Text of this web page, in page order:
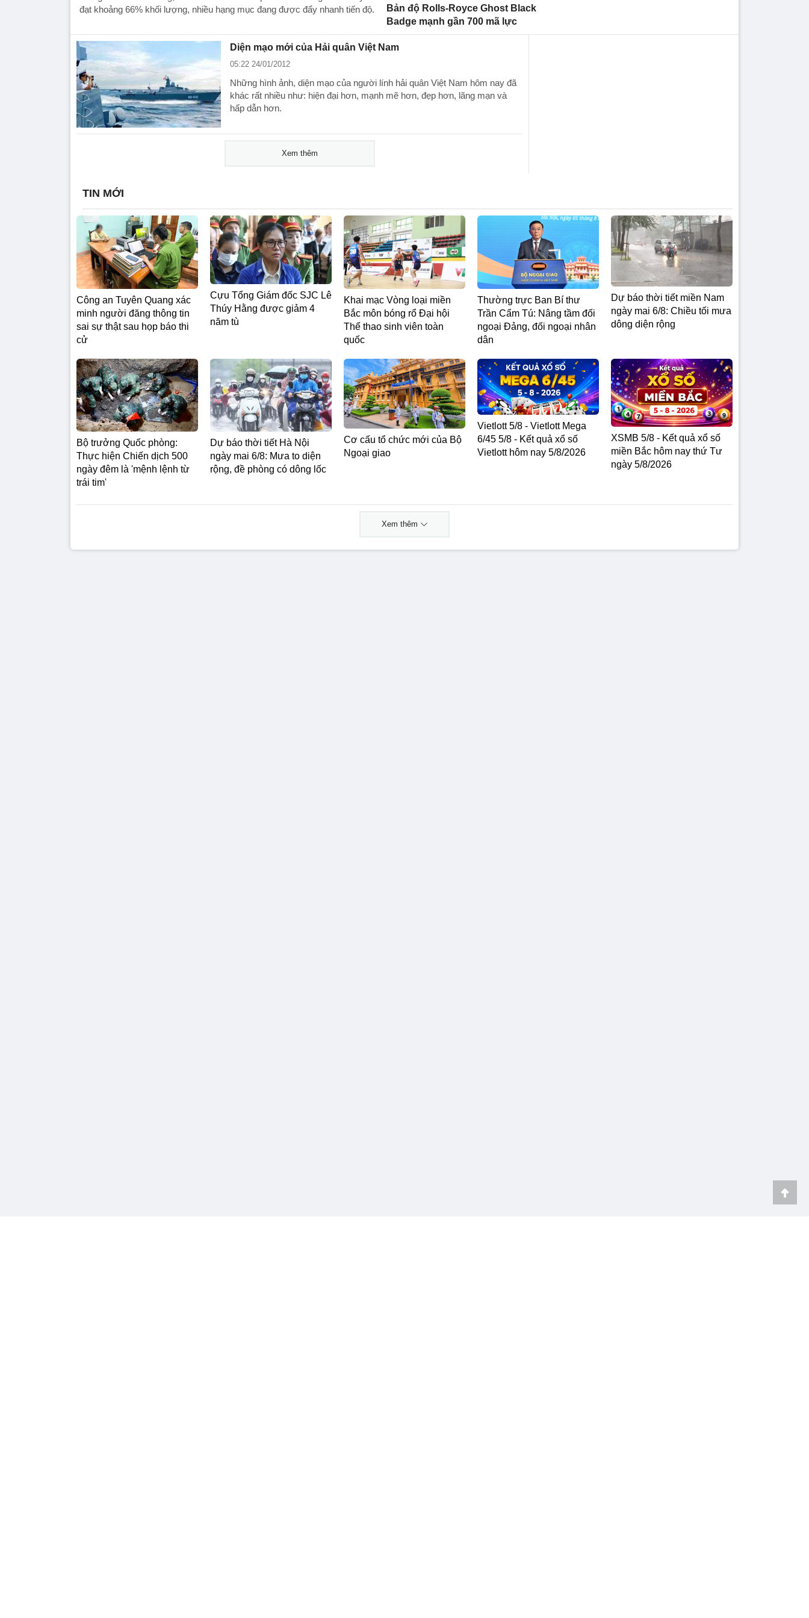
đạt khoảng 66% khối lượng, nhiều hạng mục đang được đẩy nhanh tiến độ.
Bản độ Rolls-Royce Ghost Black
Badge mạnh gần 700 mã lực
Diện mạo mới của Hải quân Việt Nam
05:22 24/01/2012
Những hình ảnh, diện mạo của người lính hải quân Việt Nam hôm nay đã
khác rất nhiều như: hiện đại hơn, mạnh mẽ hơn, đẹp hơn, lãng mạn và
hấp dẫn hơn.
Xem thêm
TIN MỚI
Công an Tuyên Quang xác
minh người đăng thông tin
sai sự thật sau họp báo thi
cử
Cựu Tổng Giám đốc SJC Lê
Thúy Hằng được giảm 4
năm tù
Khai mạc Vòng loại miền
Bắc môn bóng rổ Đại hội
Thể thao sinh viên toàn
quốc
Thường trực Ban Bí thư
Trần Cẩm Tú: Nâng tầm đối
ngoại Đảng, đối ngoại nhân
dân
Dự báo thời tiết miền Nam
ngày mai 6/8: Chiều tối mưa
dông diện rộng
Bộ trưởng Quốc phòng:
Thực hiện Chiến dịch 500
ngày đêm là 'mệnh lệnh từ
trái tim'
Dự báo thời tiết Hà Nội
ngày mai 6/8: Mưa to diện
rộng, đề phòng có dông lốc
Cơ cấu tổ chức mới của Bộ
Ngoại giao
Vietlott 5/8 - Vietlott Mega
6/45 5/8 - Kết quả xổ số
Vietlott hôm nay 5/8/2026
XSMB 5/8 - Kết quả xổ số
miền Bắc hôm nay thứ Tư
ngày 5/8/2026
Xem thêm